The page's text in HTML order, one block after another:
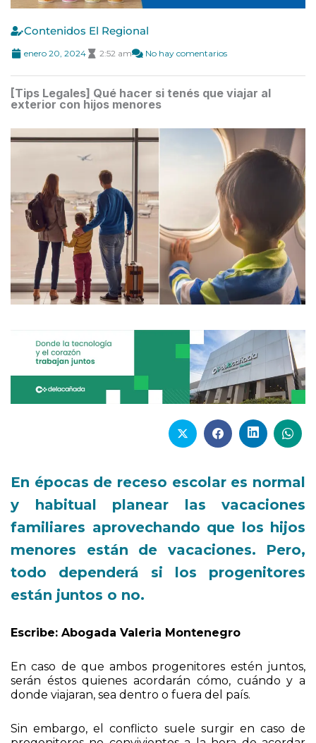
Contenidos El Regional
enero 20, 2024 2:52 am No hay comentarios
[Tips Legales] Qué hacer si tenés que viajar al
exterior con hijos menores
En épocas de receso escolar es normal
y habitual planear las vacaciones
familiares aprovechando que los hijos
menores están de vacaciones. Pero,
todo dependerá si los progenitores
En caso de que ambos progenitores estén juntos,
serán éstos quienes acordarán cómo, cuándo y a